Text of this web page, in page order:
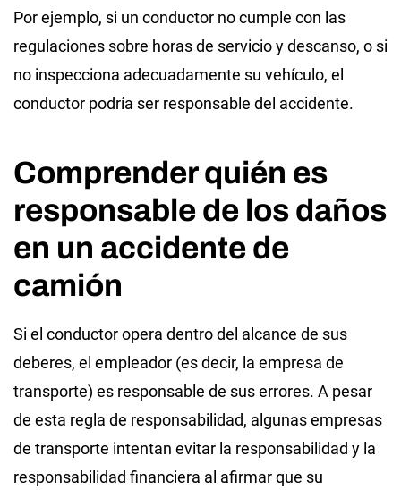
Por ejemplo, si un conductor no cumple con las
regulaciones sobre horas de servicio y descanso, o si
no inspecciona adecuadamente su vehículo, el
conductor podría ser responsable del accidente.
Comprender quién es
responsable de los daños
en un accidente de
camión
Si el conductor opera dentro del alcance de sus
deberes, el empleador (es decir, la empresa de
transporte) es responsable de sus errores. A pesar
de esta regla de responsabilidad, algunas empresas
de transporte intentan evitar la responsabilidad y la
responsabilidad financiera al afirmar que su